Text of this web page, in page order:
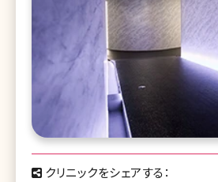
クリニックをシェアする：